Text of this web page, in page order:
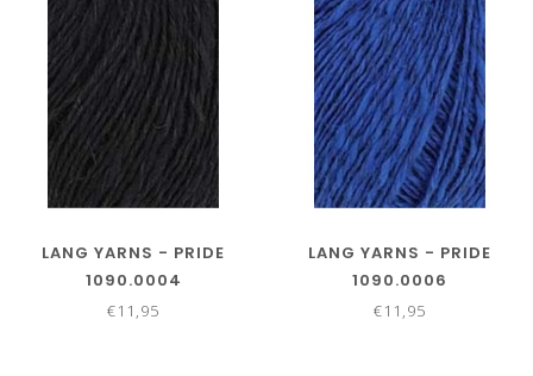
LANG YARNS - PRIDE
1090.0004
€11,95
LANG YARNS - PRIDE
1090.0006
€11,95